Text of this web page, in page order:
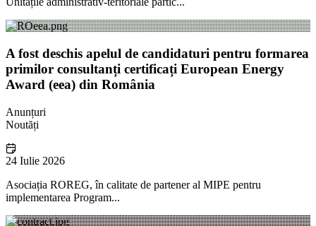
A fost deschis apelul de candidaturi pentru formarea
primilor consultanți certificați European Energy
Award (eea) din România
Anunțuri
Noutăți
24 Iulie 2026
Asociația ROREG, în calitate de partener al MIPE pentru
implementarea Program...